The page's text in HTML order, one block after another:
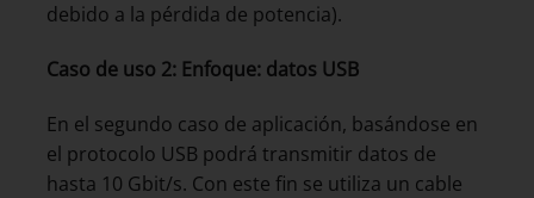
debido a la pérdida de potencia).
Caso de uso 2: Enfoque: datos USB
En el segundo caso de aplicación, basándose en
el protocolo USB podrá transmitir datos de
hasta 10 Gbit/s. Con este fin se utiliza un cable